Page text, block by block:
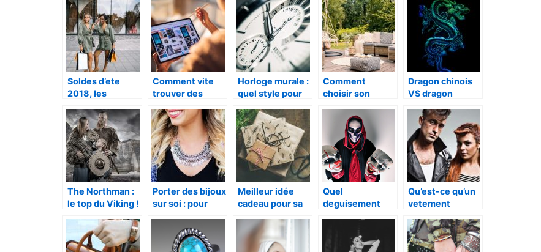
indemodable
consiste?
Soldes d’ete
2018, les
bons plans a
Paris
Comment vite
trouver des
seconde main a
vendre sur
internet ?
Horloge murale :
quel style pour
Comment
choisir son
jardin ?
Dragon chinois
VS dragon
The Northman :
le top du Viking !
Porter des bijoux
sur soi : pour
Meilleur idée
cadeau pour sa
Quel
deguisement
Halloween ?
Qu’est-ce qu’un
vetement